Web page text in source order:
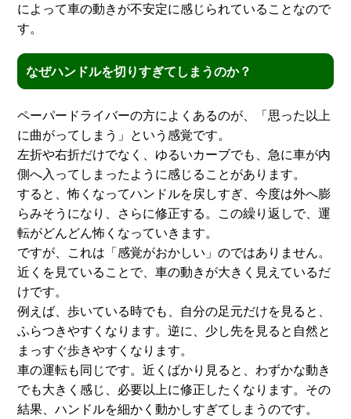
によって車の動きが不安定に感じられていることなので
す。
なぜハンドルを切りすぎてしまうのか？
ペーパードライバーの方によくあるのが、「思った以上
に曲がってしまう」という感覚です。
左折や右折だけでなく、ゆるいカーブでも、急に車が内
側へ入ってしまったように感じることがあります。
すると、怖くなってハンドルを戻しすぎ、今度は外へ膨
らみそうになり、さらに修正する。この繰り返しで、運
転がどんどん怖くなっていきます。
ですが、これは「感覚がおかしい」のではありません。
近くを見ていることで、車の動きが大きく見えているだ
けです。
例えば、歩いている時でも、自分の足元だけを見ると、
ふらつきやすくなります。逆に、少し先を見ると自然と
まっすぐ歩きやすくなります。
車の運転も同じです。近くばかり見ると、わずかな動き
でも大きく感じ、必要以上に修正したくなります。その
結果、ハンドルを細かく動かしすぎてしまうのです。